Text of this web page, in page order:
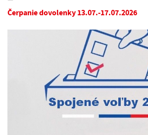
Čerpanie dovolenky 13.07.-17.07.2026